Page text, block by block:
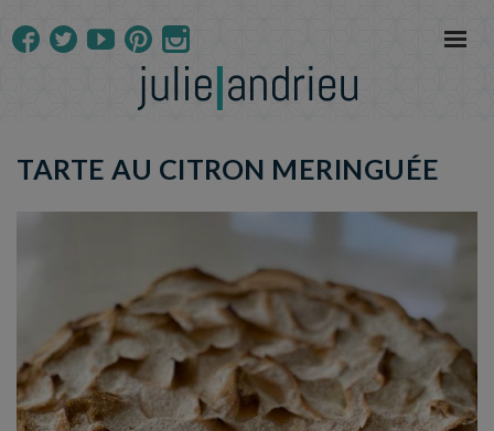
TARTE AU CITRON MERINGUÉE